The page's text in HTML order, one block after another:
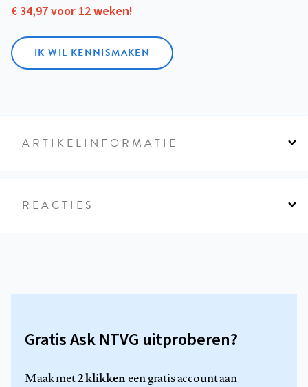
€ 34,97 voor 12 weken!
IK WIL KENNISMAKEN
ARTIKELINFORMATIE
REACTIES
Gratis Ask NTVG uitproberen?
Maak met2 klikkeneen gratis account aan